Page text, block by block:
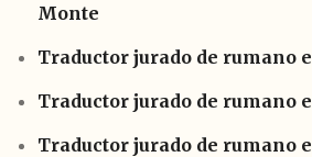
Monte
Traductor jurado de rumano
Traductor jurado de rumano
Traductor jurado de rumano